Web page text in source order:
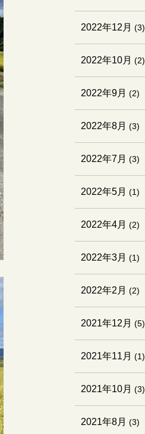
2022年12月 (3)
2022年10月 (2)
2022年9月 (2)
2022年8月 (3)
2022年7月 (3)
2022年5月 (1)
2022年4月 (2)
2022年3月 (1)
2022年2月 (2)
2021年12月 (5)
2021年11月 (1)
2021年10月 (3)
2021年8月 (3)